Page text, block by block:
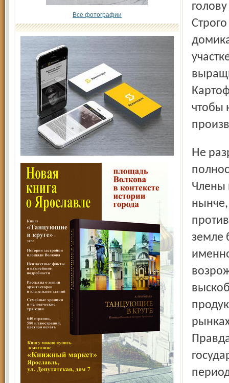
Все фотографии
чтобы
Не разрешалось возводить заборы между соседями,
Члены
земле